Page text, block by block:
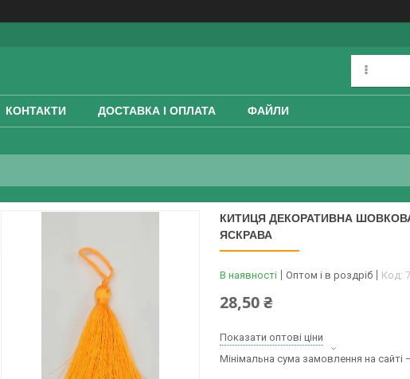
КОНТАКТИ ДОСТАВКА І ОПЛАТА ФАЙЛИ
КИТИЦЯ ДЕКОРАТИВНА
ЯСКРАВА
В наявності Оптом і в роздріб Код:
28,50 ₴
Показати оптові ціни
Мінімальна сума замовлення на сайті